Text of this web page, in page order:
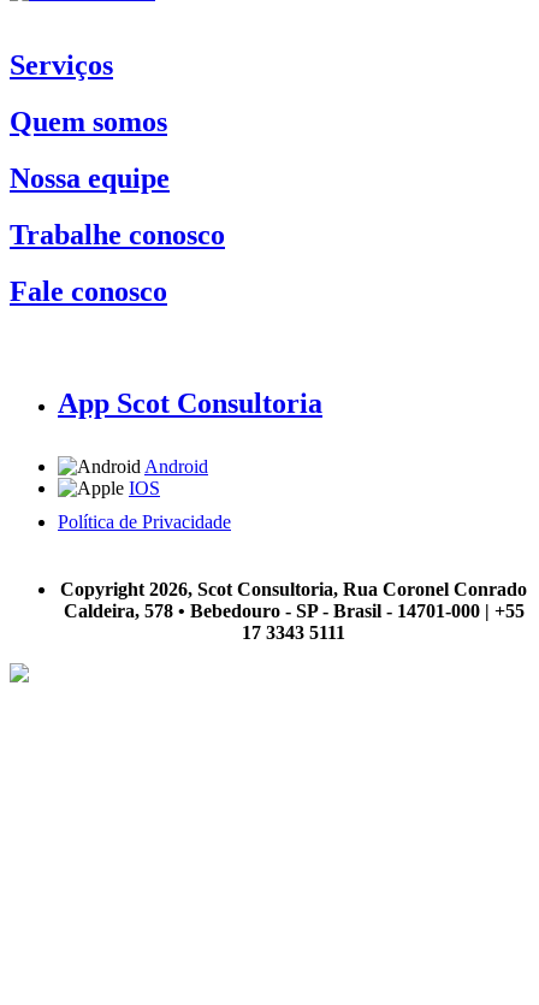
Serviços
Quem somos
Nossa equipe
Trabalhe conosco
Fale conosco
App Scot Consultoria
Android
IOS
Política de Privacidade
Copyright 2026, Scot Consultoria, Rua Coronel Conrado
Caldeira, 578 • Bebedouro - SP - Brasil - 14701-000 | +55
17 3343 5111